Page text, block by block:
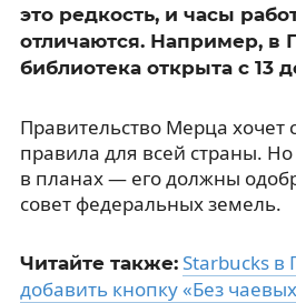
это редкость, и часы
отличаются. Например, в
библиотека открыта с 13
Правительство Мерца хочет
правила для всей страны.
в планах — его должны
совет федеральных земель.
Читайте также: Starbucks в
добавить кнопку «Без